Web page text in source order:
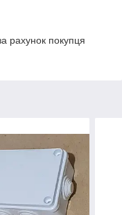
рахунок покупця